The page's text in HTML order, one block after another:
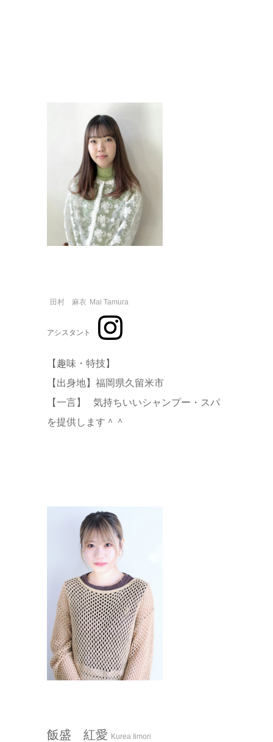
田村 麻衣 Mai Tamura
アシスタント
【趣味・特技】
【出身地】福岡県久留米市
【一言】 気持ちいいシャンプー・スパ
を提供します＾＾
飯盛 紅愛 Kurea Iimori